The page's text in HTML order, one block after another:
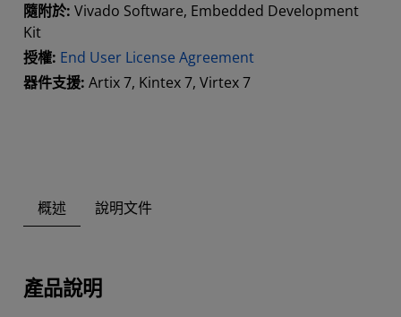
隨附於: Vivado Software, Embedded Development
Kit
授權: End User License Agreement
器件支援: Artix 7, Kintex 7, Virtex 7
概述 說明文件
產品說明